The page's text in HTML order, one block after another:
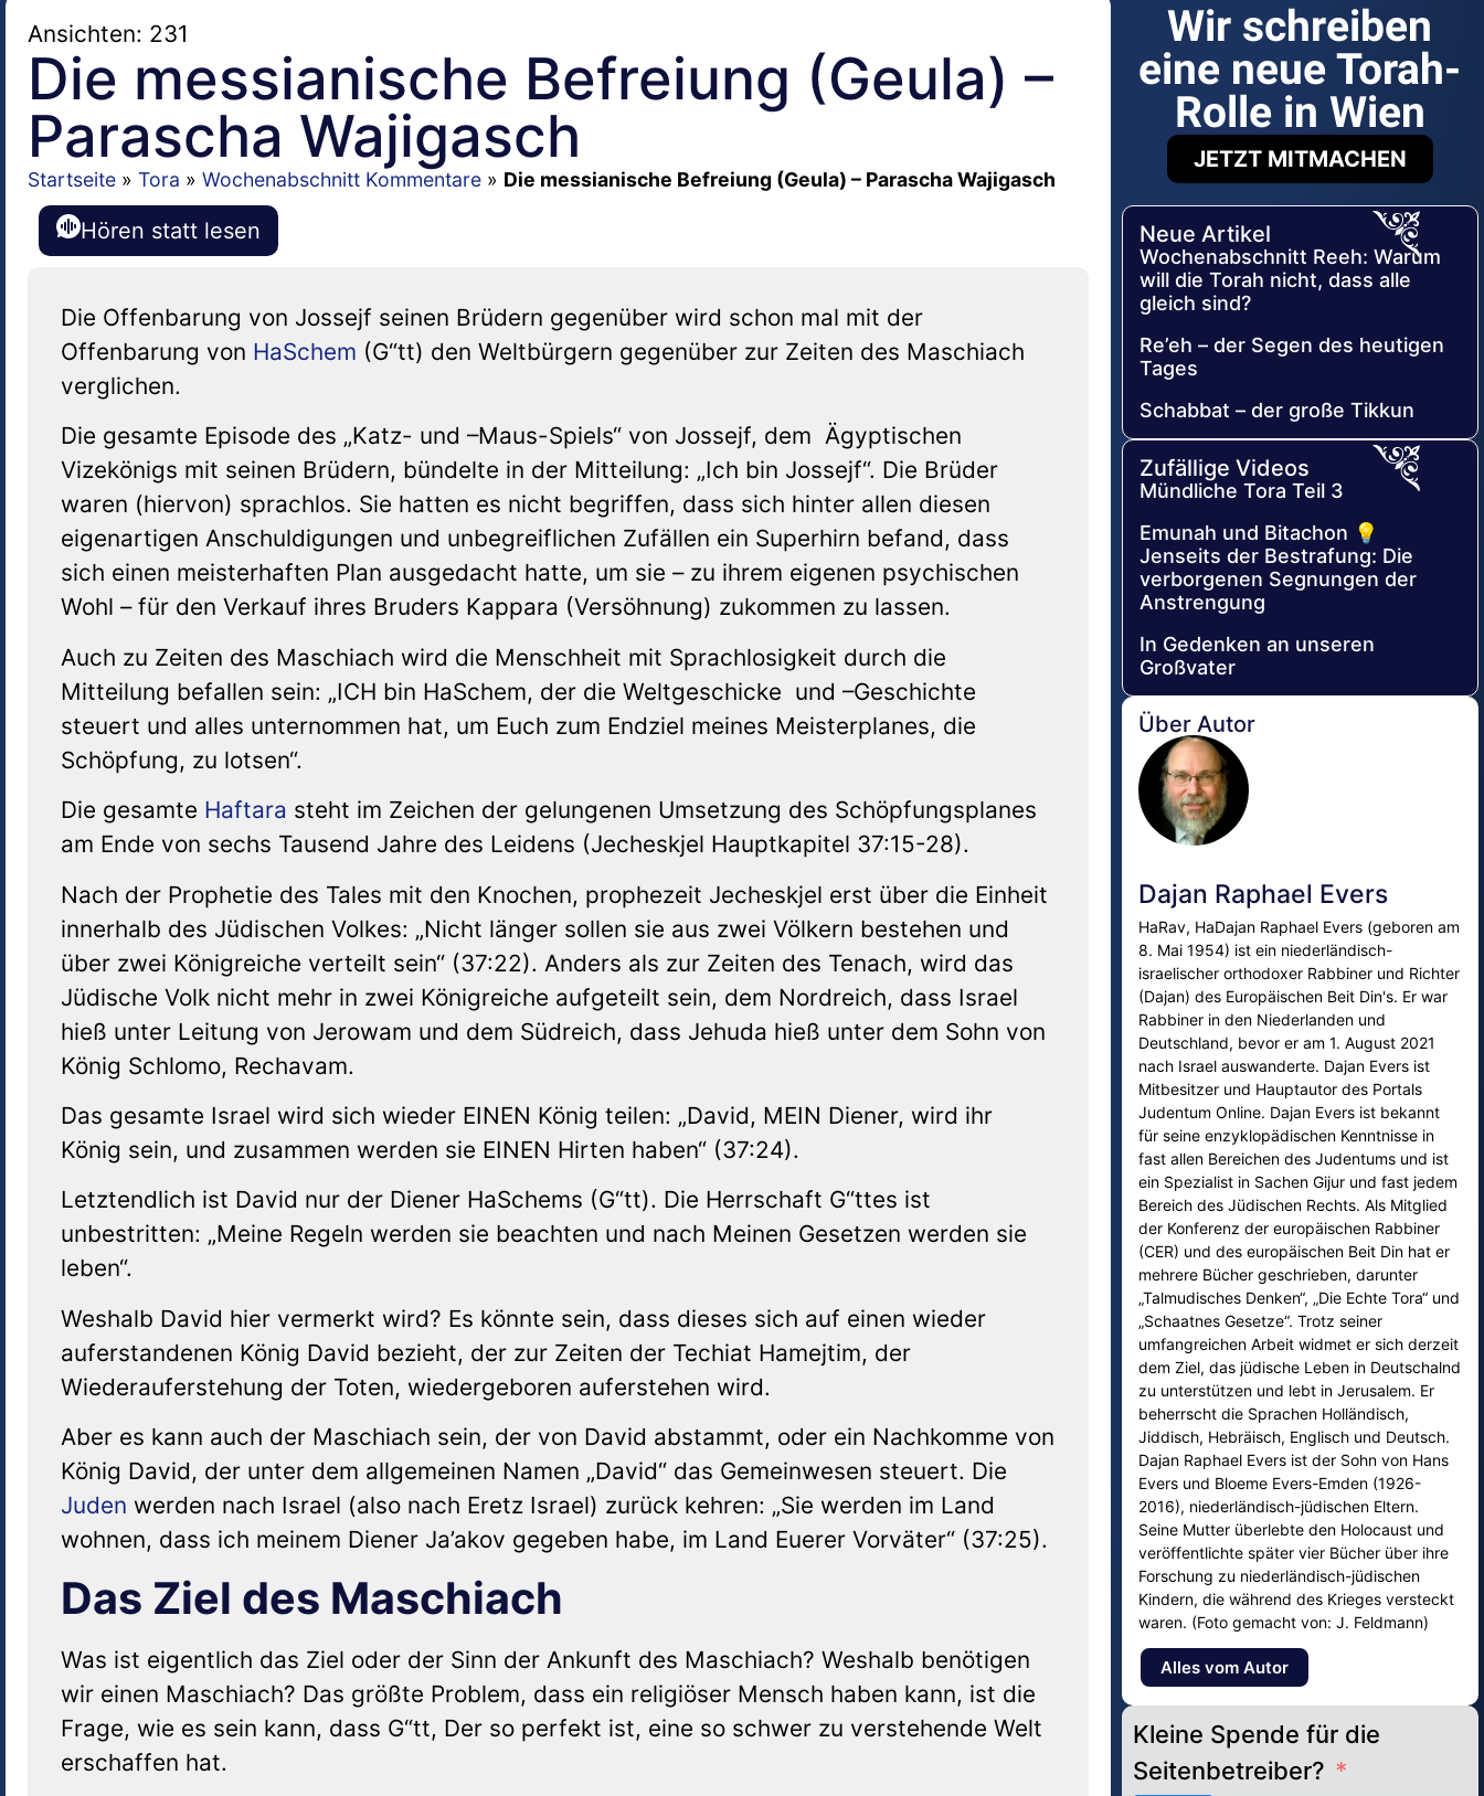
Ansichten: 231
Die messianische Befreiung (Geula) –
Parascha Wajigasch
Startseite » Tora » Wochenabschnitt Kommentare » Die messianische Befreiung (Geula) – Parascha Wajigasch
Hören statt lesen
Die Offenbarung von Jossejf seinen Brüdern gegenüber wird schon mal mit der
Offenbarung von HaSchem (G“tt) den Weltbürgern gegenüber zur Zeiten des Maschiach
verglichen.
Die gesamte Episode des „Katz- und –Maus-Spiels“ von Jossejf, dem Ägyptischen
Vizekönigs mit seinen Brüdern, bündelte in der Mitteilung: „Ich bin Jossejf“. Die Brüder
waren (hiervon) sprachlos. Sie hatten es nicht begriffen, dass sich hinter allen diesen
eigenartigen Anschuldigungen und unbegreiflichen Zufällen ein Superhirn befand, dass
sich einen meisterhaften Plan ausgedacht hatte, um sie – zu ihrem eigenen psychischen
Wohl – für den Verkauf ihres Bruders Kappara (Versöhnung) zukommen zu lassen.
Auch zu Zeiten des Maschiach wird die Menschheit mit Sprachlosigkeit durch die
Mitteilung befallen sein: „ICH bin HaSchem, der die Weltgeschicke und –Geschichte
steuert und alles unternommen hat, um Euch zum Endziel meines Meisterplanes, die
Schöpfung, zu lotsen“.
Die gesamte Haftara steht im Zeichen der gelungenen Umsetzung des Schöpfungsplanes
am Ende von sechs Tausend Jahre des Leidens (Jecheskjel Hauptkapitel 37:15-28).
Nach der Prophetie des Tales mit den Knochen, prophezeit Jecheskjel erst über die Einheit
innerhalb des Jüdischen Volkes: „Nicht länger sollen sie aus zwei Völkern bestehen und
über zwei Königreiche verteilt sein“ (37:22). Anders als zur Zeiten des Tenach, wird das
Jüdische Volk nicht mehr in zwei Königreiche aufgeteilt sein, dem Nordreich, dass Israel
hieß unter Leitung von Jerowam und dem Südreich, dass Jehuda hieß unter dem Sohn von
König Schlomo, Rechavam.
Das gesamte Israel wird sich wieder EINEN König teilen: „David, MEIN Diener, wird ihr
König sein, und zusammen werden sie EINEN Hirten haben“ (37:24).
Letztendlich ist David nur der Diener HaSchems (G“tt). Die Herrschaft G“ttes ist
unbestritten: „Meine Regeln werden sie beachten und nach Meinen Gesetzen werden sie
leben“.
Weshalb David hier vermerkt wird? Es könnte sein, dass dieses sich auf einen wieder
auferstandenen König David bezieht, der zur Zeiten der Techiat Hamejtim, der
Wiederauferstehung der Toten, wiedergeboren auferstehen wird.
Aber es kann auch der Maschiach sein, der von David abstammt, oder ein Nachkomme von
König David, der unter dem allgemeinen Namen „David“ das Gemeinwesen steuert. Die
Juden werden nach Israel (also nach Eretz Israel) zurück kehren: „Sie werden im Land
wohnen, dass ich meinem Diener Ja’akov gegeben habe, im Land Euerer Vorväter“ (37:25).
Das Ziel des Maschiach
Was ist eigentlich das Ziel oder der Sinn der Ankunft des Maschiach? Weshalb benötigen
wir einen Maschiach? Das größte Problem, dass ein religiöser Mensch haben kann, ist die
Frage, wie es sein kann, dass G“tt, Der so perfekt ist, eine so schwer zu verstehende Welt
erschaffen hat.
Wir schreiben
eine neue Torah-
Rolle in Wien
JETZT MITMACHEN
Neue Artikel
Wochenabschnitt Reeh: Warum
will die Torah nicht, dass alle
gleich sind?
Re’eh – der Segen des heutigen
Tages
Schabbat – der große Tikkun
Zufällige Videos
Mündliche Tora Teil 3
Emunah und Bitachon 💡
Jenseits der Bestrafung: Die
verborgenen Segnungen der
Anstrengung
In Gedenken an unseren
Großvater
Über Autor
Dajan Raphael Evers
HaRav, HaDajan Raphael Evers (geboren am
8. Mai 1954) ist ein niederländisch-
israelischer orthodoxer Rabbiner und Richter
(Dajan) des Europäischen Beit Din's. Er war
Rabbiner in den Niederlanden und
Deutschland, bevor er am 1. August 2021
nach Israel auswanderte. Dajan Evers ist
Mitbesitzer und Hauptautor des Portals
Judentum Online. Dajan Evers ist bekannt
für seine enzyklopädischen Kenntnisse in
fast allen Bereichen des Judentums und ist
ein Spezialist in Sachen Gijur und fast jedem
Bereich des Jüdischen Rechts. Als Mitglied
der Konferenz der europäischen Rabbiner
(CER) und des europäischen Beit Din hat er
mehrere Bücher geschrieben, darunter
„Talmudisches Denken“, „Die Echte Tora“ und
„Schaatnes Gesetze“. Trotz seiner
umfangreichen Arbeit widmet er sich derzeit
dem Ziel, das jüdische Leben in Deutschalnd
zu unterstützen und lebt in Jerusalem. Er
beherrscht die Sprachen Holländisch,
Jiddisch, Hebräisch, Englisch und Deutsch.
Dajan Raphael Evers ist der Sohn von Hans
Evers und Bloeme Evers-Emden (1926-
2016), niederländisch-jüdischen Eltern.
Seine Mutter überlebte den Holocaust und
veröffentlichte später vier Bücher über ihre
Forschung zu niederländisch-jüdischen
Kindern, die während des Krieges versteckt
waren. (Foto gemacht von: J. Feldmann)
Alles vom Autor
Kleine Spende für die
Seitenbetreiber?